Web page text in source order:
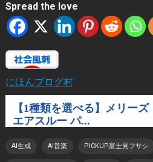
Spread the love
にほんブログ村
AI生成 AI音楽 PICKUP富士見フサシ